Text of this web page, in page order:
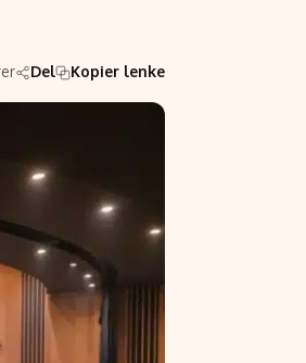
Redaksjonell policy
Del Kopier lenke